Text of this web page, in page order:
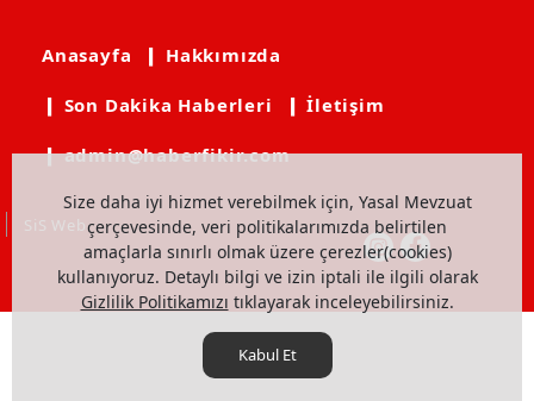
Size daha iyi hizmet verebilmek için, Yasal Mevzuat
çerçevesinde, veri politikalarımızda belirtilen
amaçlarla sınırlı olmak üzere çerezler(cookies)
kullanıyoruz. Detaylı bilgi ve izin iptali ile ilgili olarak
Gizlilik Politikamızı tıklayarak inceleyebilirsiniz.
Kabul Et
Anasayfa ❙ Hakkımızda
❙ Son Dakika Haberleri ❙ İletişim
❙ admin@haberfikir.com
SiS Web